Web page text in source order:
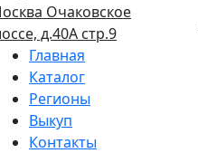
Очаковское
д.40А стр.9
Главная
Каталог
Регионы
Выкуп
Контакты